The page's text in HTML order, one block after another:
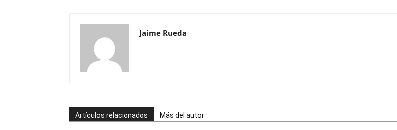
Jaime Rueda
Artículos relacionados Más del autor